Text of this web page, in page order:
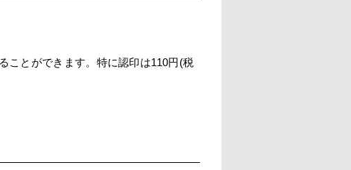
ことができます。特に認印は110円(税